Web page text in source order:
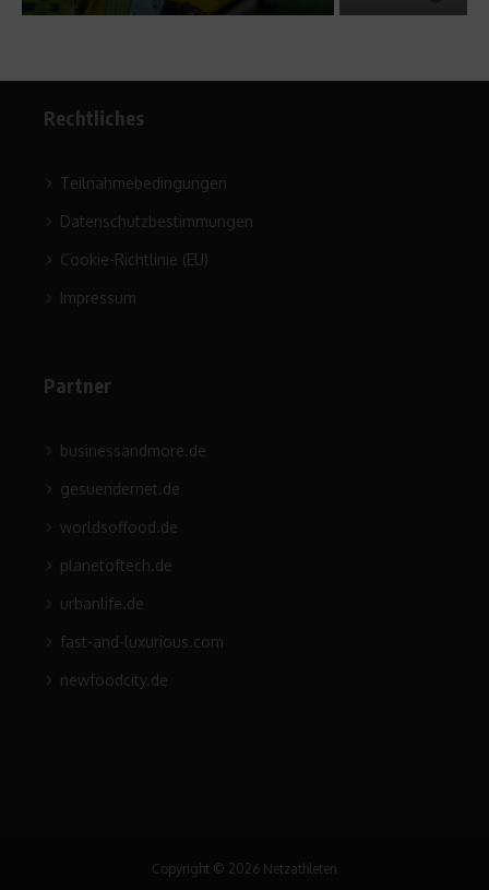
Rechtliches
Teilnahmebedingungen
Datenschutzbestimmungen
Cookie-Richtlinie (EU)
Impressum
Partner
businessandmore.de
gesuendernet.de
worldsoffood.de
planetoftech.de
urbanlife.de
fast-and-luxurious.com
newfoodcity.de
Copyright © 2026 Netzathleten